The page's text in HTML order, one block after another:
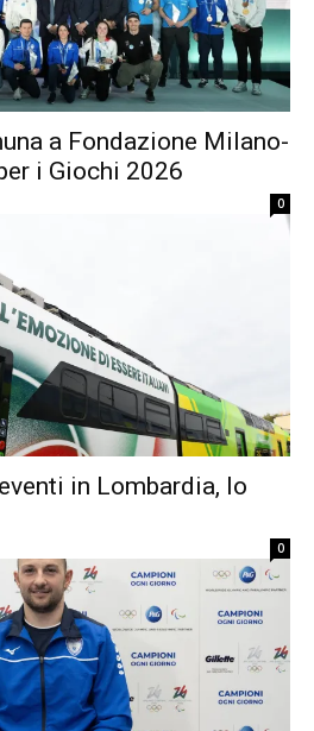
a Fondazione Milano-
i Giochi 2026
0
in Lombardia, lo
0